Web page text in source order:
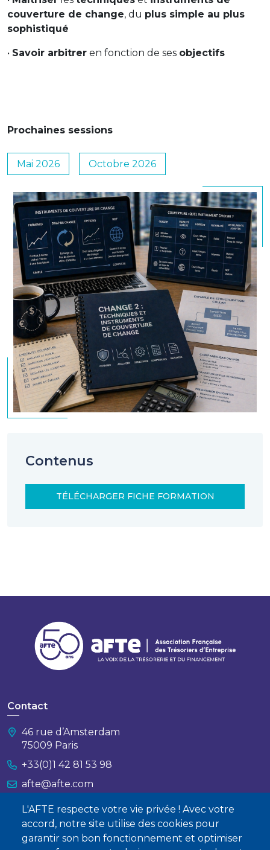
L'AFTE respecte votre vie privée ! Avec votre
accord, notre site utilise des cookies pour
garantir son bon fonctionnement et optimiser
couverture de change, du plus simple au plus
sophistiqué
• Savoir arbitrer en fonction de ses objectifs
Prochaines sessions
Mai 2026 Octobre 2026
Contenus
TÉLÉCHARGER FICHE FORMATION
Contact
46 rue d’Amsterdam
75009 Paris
+33(0)1 42 81 53 98
afte@afte.com
Nous contacter
À propos